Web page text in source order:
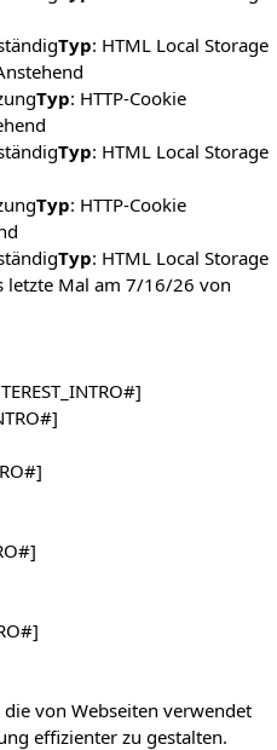
Typ: HTML Local Storage
Typ: HTTP-Cookie
Typ: HTML Local Storage
Typ: HTTP-Cookie
Typ: HTML Local Storage
letzte Mal am 7/16/26 von
von Webseiten verwendet
effizienter zu gestalten.